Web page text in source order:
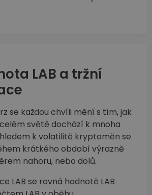
LAB a tržní
se každou chvíli mění s tím, jak
světě dochází k mnoha
k volatilitě kryptoměn se
krátkého období výrazně
nahoru, nebo dolů.
LAB se rovná hodnotě LAB